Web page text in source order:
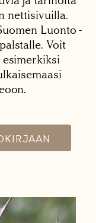
nettisivuilla.
Luonto -
Voit